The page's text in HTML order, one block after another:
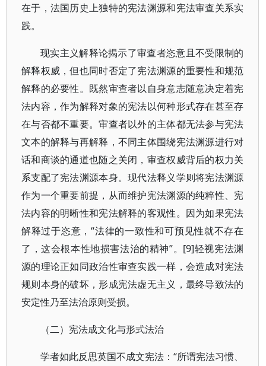
在于，法国历史上独特的宪法渊源和宪法审查关系实
践。
现实主义解释论揭示了审查者恣意且不受限制的
解释权威，但也同时否定了宪法渊源的重要性和规范
解释的必要性。既然审查者以自身意志随意决定着宪
法内容，作为解释对象的宪法以何种形式存在甚至存
在与否都不重要。审查者以外的主体都无法参与宪法
文本的解释与再解释，不同主体围绕宪法渊源进行对
话和商谈的通道也随之关闭，审查权威背后的权力关
系支配了宪法渊源本身。现代法释义学则将宪法渊源
作为一个重要前提，从而维护宪法渊源的纯粹性、宪
法内容的明晰性和宪法解释的客观性。因为如果宪法
解释过于恣意，“法律的一致性和可预见性就不存在
了，这会根本性地损害法治的精神”。[9]轻视宪法渊
源的理论正如同政治性审查实践一样，会造成对宪法
规则本身的破坏，形成宪法虚无主义，最终导致法的
安定性乃至法治原则受损。
（二）宪法成文化与形式法治
学者如此反思英国不成文宪法：“所谓宪法习惯、